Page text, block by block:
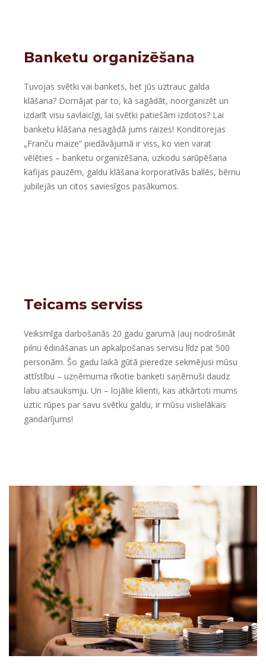
Banketu organizēšana
Tuvojas svētki vai bankets, bet jūs uztrauc galda
klāšana? Domājat par to, kā sagādāt, noorganizēt un
izdarīt visu savlaicīgi, lai svētki patiešām izdotos? Lai
banketu klāšana nesagādā jums raizes! Konditorejas
„Franču maize” piedāvājumā ir viss, ko vien varat
vēlēties – banketu organizēšana, uzkodu sarūpēšana
kafijas pauzēm, galdu klāšana korporatīvās ballēs, bērnu
jubilejās un citos saviesīgos pasākumos.
Teicams serviss
Veiksmīga darbošanās 20 gadu garumā ļauj nodrošināt
pilnu ēdināšanas un apkalpošanas servisu līdz pat 500
personām. Šo gadu laikā gūtā pieredze sekmējusi mūsu
attīstību – uzņēmuma rīkotie banketi saņēmuši daudz
labu atsauksmju. Un – lojālie klienti, kas atkārtoti mums
uztic rūpes par savu svētku galdu, ir mūsu vislielākais
gandarījums!